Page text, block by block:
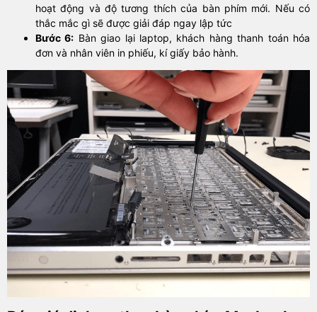
hoạt động và độ tương thích của bàn phím mới. Nếu có
thắc mắc gì sẽ được giải đáp ngay lập tức
Bước 6: Bàn giao lại laptop, khách hàng thanh toán hóa
đơn và nhân viên in phiếu, kí giấy bảo hành.